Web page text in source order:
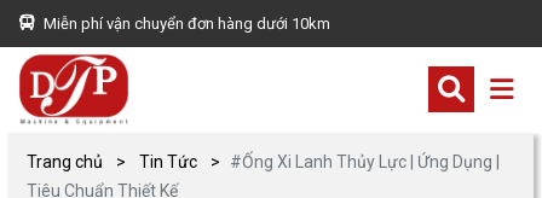
Miễn phí vận chuyển đơn hàng dưới 10km
Trang chủ Tin Tức
#Ống Xi Lanh Thủy Lực | Ứng Dụng |
Tiêu Chuẩn Thiết Kế